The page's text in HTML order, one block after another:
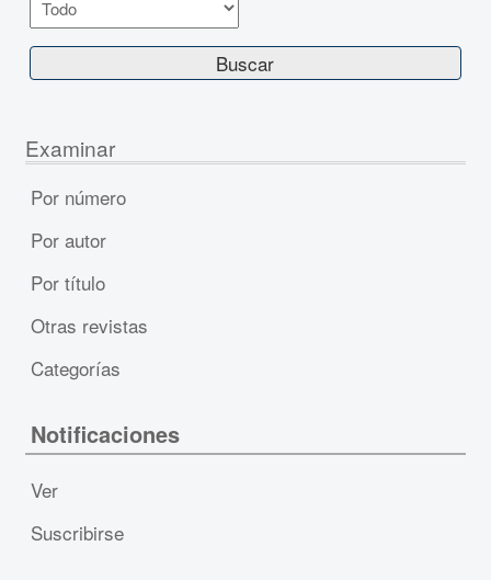
Examinar
Por número
Por autor
Por título
Otras revistas
Categorías
Notificaciones
Ver
Suscribirse